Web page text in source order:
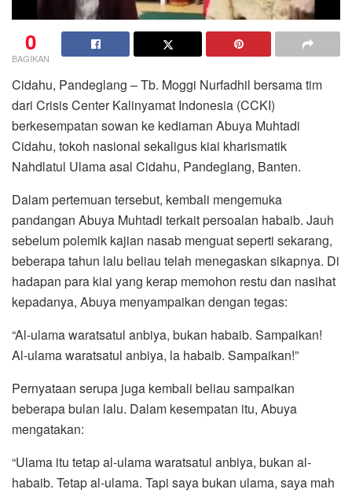
0
BAGIKAN
Cidahu, Pandeglang – Tb. Moggi Nurfadhil bersama tim
dari Crisis Center Kalinyamat Indonesia (CCKI)
berkesempatan sowan ke kediaman Abuya Muhtadi
Cidahu, tokoh nasional sekaligus kiai kharismatik
Nahdlatul Ulama asal Cidahu, Pandeglang, Banten.
Dalam pertemuan tersebut, kembali mengemuka
pandangan Abuya Muhtadi terkait persoalan habaib. Jauh
sebelum polemik kajian nasab menguat seperti sekarang,
beberapa tahun lalu beliau telah menegaskan sikapnya. Di
hadapan para kiai yang kerap memohon restu dan nasihat
kepadanya, Abuya menyampaikan dengan tegas:
“Al-ulama waratsatul anbiya, bukan habaib. Sampaikan!
Al-ulama waratsatul anbiya, la habaib. Sampaikan!”
Pernyataan serupa juga kembali beliau sampaikan
beberapa bulan lalu. Dalam kesempatan itu, Abuya
mengatakan:
“Ulama itu tetap al-ulama waratsatul anbiya, bukan al-
habaib. Tetap al-ulama. Tapi saya bukan ulama, saya mah